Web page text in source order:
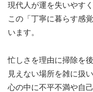
現代人が運を失いやす
この「丁寧に暮らす感
います。
忙しさを理由に掃除を後
見えない場所を雑に扱い
心の中に不平不満や自